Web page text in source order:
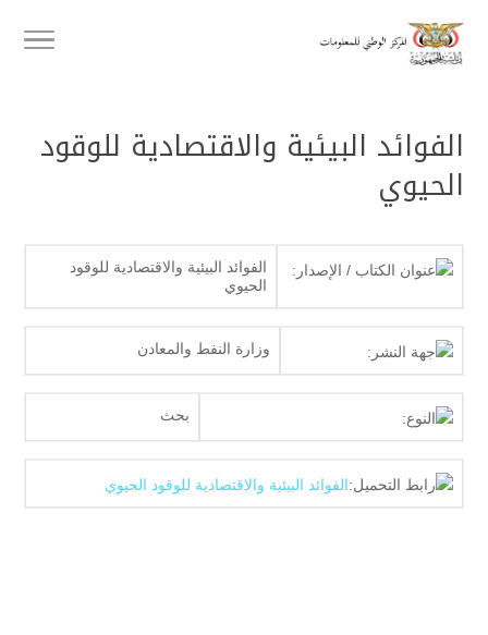
الفوائد البيئية والاقتصادية للوقود
الحيوي
عنوان الكتاب / الإصدار:
الفوائد البيئية والاقتصادية للوقود
الحيوي
جهة النشر: وزارة النفط والمعادن
النوع: بحث
رابط التحميل:الفوائد البيئية والاقتصادية للوقود الحيوي